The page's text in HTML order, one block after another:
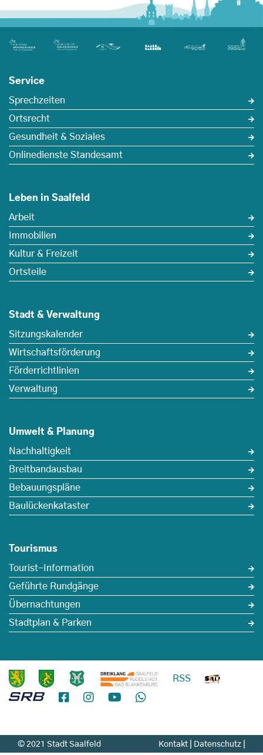
Service
Sprechzeiten
Ortsrecht
Gesundheit & Soziales
Onlinedienste Standesamt
Leben in Saalfeld
Arbeit
Immobilien
Kultur & Freizeit
Ortsteile
Stadt & Verwaltung
Sitzungskalender
Wirtschaftsförderung
Förderrichtlinien
Verwaltung
Umwelt & Planung
Nachhaltigkeit
Breitbandausbau
Bebauungspläne
Baulückenkataster
Tourismus
Tourist-Information
Geführte Rundgänge
Übernachtungen
Stadtplan & Parken
RSS
© 2021 Stadt Saalfeld Kontakt Datenschutz